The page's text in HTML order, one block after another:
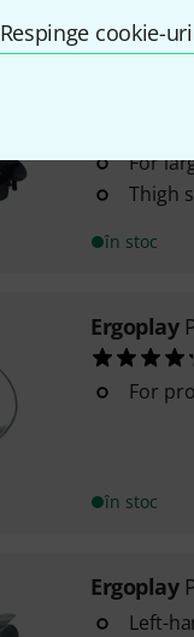
Respinge cookie-
For
Thigh
în stoc
Ergoplay
For
în stoc
Ergoplay
Left-